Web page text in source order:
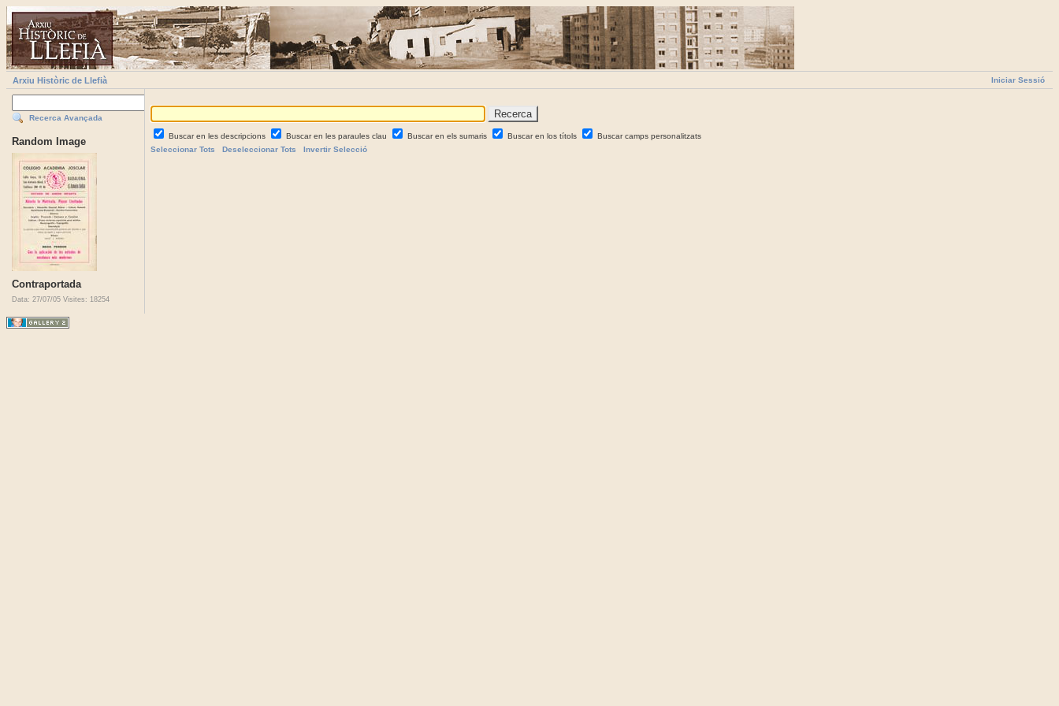
Iniciar Sessió
Arxiu Històric de Llefià
Recerca Avançada
Random Image
Contraportada
Data: 27/07/05 Visites: 18254
Buscar en les descripcions Buscar en les paraules clau Buscar en els sumaris Buscar en los títols
Buscar camps personalitzats
Seleccionar Tots
Deseleccionar Tots Invertir Selecció